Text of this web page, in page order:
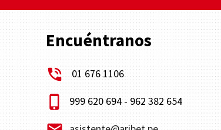
Encuéntranos
phone_in_talk 01 676 1106
phone_iphone 999 620 694 - 962 382 654